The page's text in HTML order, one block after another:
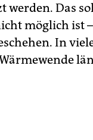
werden. Das
möglich ist
In